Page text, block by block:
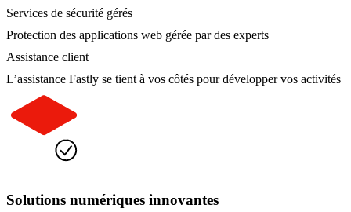
Services de sécurité gérés
Protection des applications web gérée par des experts
Assistance client
L’assistance Fastly se tient à vos côtés pour développer vos activités
Solutions numériques innovantes